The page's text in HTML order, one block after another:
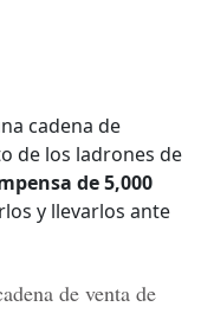
cadena de
de los ladrones de
de 5,000
y llevarlos ante
de venta de